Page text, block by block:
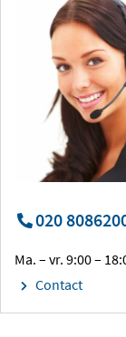
020
Ma. – vr. 9:00 –
Contact